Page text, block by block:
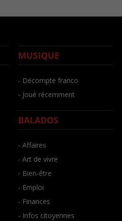
MUSIQUE
- Décompte franco
- Joué récemment
BALADOS
- Affaires
- Art de vivre
- Bien-être
- Emploi
- Finances
- Infos citoyennes